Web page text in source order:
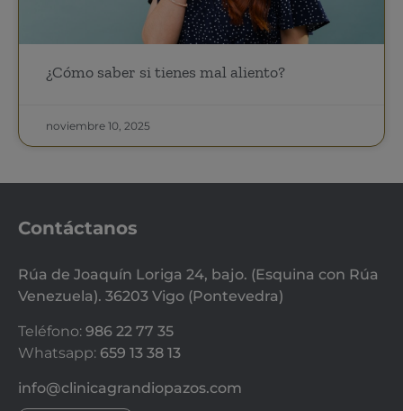
¿Cómo saber si tienes mal aliento?
noviembre 10, 2025
Contáctanos
Rúa de Joaquín Loriga 24, bajo. (Esquina con Rúa
Venezuela). 36203 Vigo (Pontevedra)
Teléfono: 986 22 77 35
Whatsapp: 659 13 38 13
info@clinicagrandiopazos.com